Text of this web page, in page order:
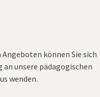
Angeboten können Sie sich
unsere pädagogischen
wenden.